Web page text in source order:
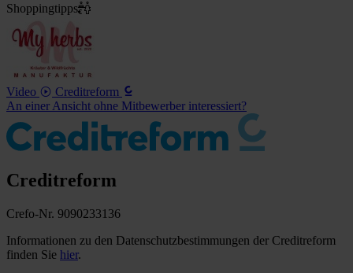
Shoppingtipps
Video
Creditreform
An einer Ansicht ohne Mitbewerber interessiert?
Creditreform
Crefo-Nr. 9090233136
Informationen zu den Datenschutzbestimmungen der Creditreform
finden Sie hier.